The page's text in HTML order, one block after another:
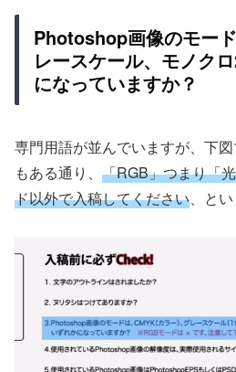
Photoshop画像のモー
レースケール、モノク
になっていますか？
専門用語が並んでいますが、下
もある通り、 「RGB」つまり「
ド以外で入稿してください、とい